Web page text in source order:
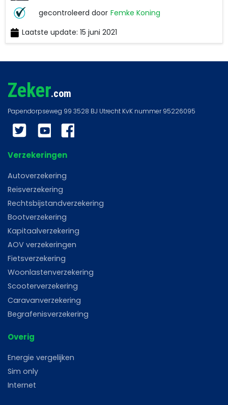
Saskia
gecontroleerd door Femke Koning
Koning
Laatste update: 15 juni 2021
Zeker.com
Twitter YouTubeFacebook
Verzekeringen
Autoverzekering
Reisverzekering
Rechtsbijstandverzekering
Bootverzekering
Kapitaalverzekering
AOV verzekeringen
Fietsverzekering
Woonlastenverzekering
Scooterverzekering
Caravanverzekering
Begrafenisverzekering
Overig
Energie vergelijken
Sim only
Internet